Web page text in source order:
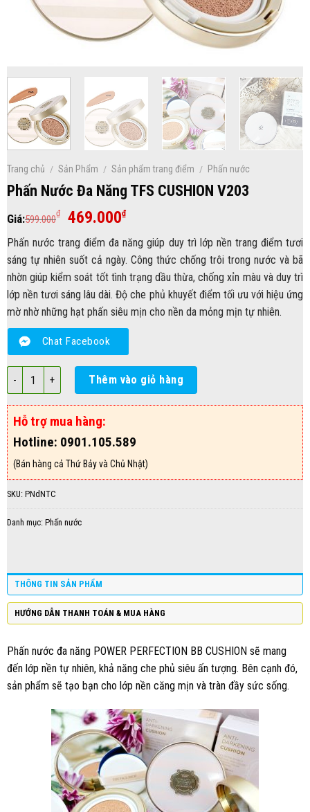
Trang chủ / Sản Phẩm / Sản phẩm trang điểm / Phấn nước
Phấn Nước Đa Năng TFS CUSHION V203
Giá:599.000₫
Giá
gốc
là:
599.000₫.
469.000₫Giá
hiện
tại
là:
469.000₫.
Phấn nước trang điểm đa năng giúp duy trì lớp nền trang điểm tươi
sáng tự nhiên suốt cả ngày. Công thức chống trôi trong nước và bã
nhờn giúp kiểm soát tốt tình trạng dầu thừa, chống xỉn màu và duy trì
lớp nền tươi sáng lâu dài. Độ che phủ khuyết điểm tối ưu với hiệu ứng
mờ nhờ những hạt phấn siêu mịn cho nền da mỏng mịn tự nhiên.
Chat Facebook
Phấn Nước Đa Năng TFS CUSHION V203 số lượng
Thêm vào giỏ hàng
Hỗ trợ mua hàng:
Hotline: 0901.105.589
(Bán hàng cả Thứ Bảy và Chủ Nhật)
SKU: PNdNTC
Danh mục: Phấn nước
THÔNG TIN SẢN PHẨM
HƯỚNG DẪN THANH TOÁN & MUA HÀNG
Phấn nước đa năng POWER PERFECTION BB CUSHION sẽ mang
đến lớp nền tự nhiên, khả năng che phủ siêu ấn tượng. Bên cạnh đó,
sản phẩm sẽ tạo bạn cho lớp nền căng mịn và tràn đầy sức sống.